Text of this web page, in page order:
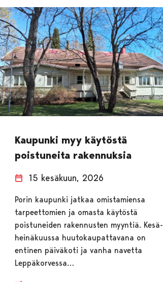
Kaupunki myy käytöstä
poistuneita rakennuksia
15 kesäkuun, 2026
Porin kaupunki jatkaa omistamiensa
tarpeettomien ja omasta käytöstä
poistuneiden rakennusten myyntiä. Kesä-
heinäkuussa huutokaupattavana on
entinen päiväkoti ja vanha navetta
Leppäkorvessa…